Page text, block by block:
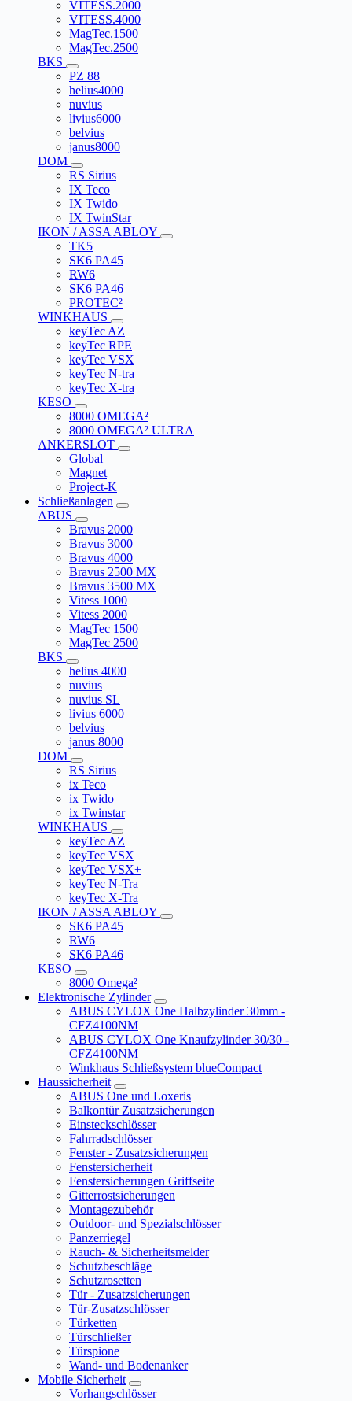
VITESS.2000
VITESS.4000
MagTec.1500
MagTec.2500
BKS
PZ 88
helius4000
nuvius
livius6000
belvius
janus8000
DOM
RS Sirius
IX Teco
IX Twido
IX TwinStar
IKON / ASSA ABLOY
TK5
SK6 PA45
RW6
SK6 PA46
PROTEC²
WINKHAUS
keyTec AZ
keyTec RPE
keyTec VSX
keyTec N-tra
keyTec X-tra
KESO
8000 OMEGA²
8000 OMEGA² ULTRA
ANKERSLOT
Global
Magnet
Project-K
Schließanlagen
ABUS
Bravus 2000
Bravus 3000
Bravus 4000
Bravus 2500 MX
Bravus 3500 MX
Vitess 1000
Vitess 2000
MagTec 1500
MagTec 2500
BKS
helius 4000
nuvius
nuvius SL
livius 6000
belvius
janus 8000
DOM
RS Sirius
ix Teco
ix Twido
ix Twinstar
WINKHAUS
keyTec AZ
keyTec VSX
keyTec VSX+
keyTec N-Tra
keyTec X-Tra
IKON / ASSA ABLOY
SK6 PA45
RW6
SK6 PA46
KESO
8000 Omega²
Elektronische Zylinder
ABUS CYLOX One Halbzylinder 30mm -
CFZ4100NM
ABUS CYLOX One Knaufzylinder 30/30 -
CFZ4100NM
Winkhaus Schließsystem blueCompact
Haussicherheit
ABUS One und Loxeris
Balkontür Zusatzsicherungen
Einsteckschlösser
Fahrradschlösser
Fenster - Zusatzsicherungen
Fenstersicherheit
Fenstersicherungen Griffseite
Gitterrostsicherungen
Montagezubehör
Outdoor- und Spezialschlösser
Panzerriegel
Rauch- & Sicherheitsmelder
Schutzbeschläge
Schutzrosetten
Tür - Zusatzsicherungen
Tür-Zusatzschlösser
Türketten
Türschließer
Türspione
Wand- und Bodenanker
Mobile Sicherheit
Vorhangschlösser